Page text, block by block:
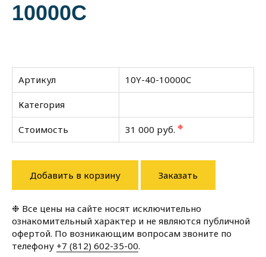
10000C
Артикул 10Y-40-10000C
Категория
Стоимость 31 000 руб. ❉
Добавить в корзину Заказать
❉ Все цены на сайте носят исключительно
ознакомительный характер и не являются публичной
офертой. По возникающим вопросам звоните по
телефону +7 (812) 602-35-00.